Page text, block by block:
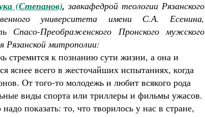
(Степанов), завкафедрой теологии Рязанского
университета имени С.А. Есенина,
Спасо-Преображенского Пронского мужского
Рязанской митрополии:
стремится к познанию сути жизни, а она и
яснее всего в жесточайших испытаниях, когда
От того-то молодежь и любит всякого рода
виды спорта или триллеры и фильмы ужасов.
показать: то, что творилось у нас в стране,